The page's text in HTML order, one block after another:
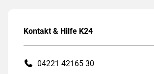
Kontakt & Hilfe K24
04221 42165 30